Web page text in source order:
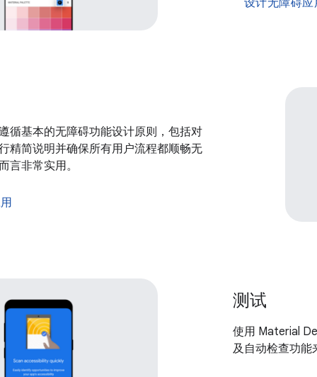
设计无障碍应
循基本的无障碍功能设计原则，包括对
精简说明并确保所有用户流程都顺畅无
言非常实用。
测试
使用 Material
及自动检查功能